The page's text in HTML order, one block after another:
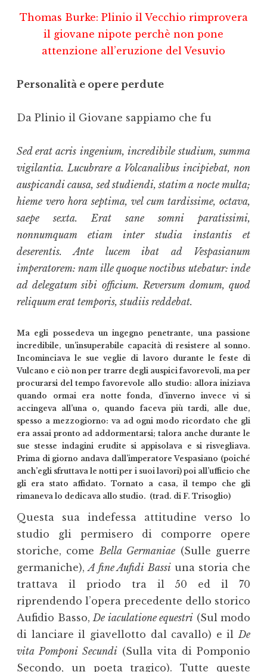
Thomas Burke: Plinio il Vecchio rimprovera
il giovane nipote perchè non pone
attenzione all’eruzione del Vesuvio
Personalità e opere perdute
Da Plinio il Giovane sappiamo che fu
Sed erat acris ingenium, incredibile studium, summa
vigilantia. Lucubrare a Volcanalibus incipiebat, non
auspicandi causa, sed studiendi, statim a nocte multa;
hieme vero hora septima, vel cum tardissime, octava,
saepe sexta. Erat sane somni paratissimi,
nonnumquam etiam inter studia instantis et
deserentis. Ante lucem ibat ad Vespasianum
imperatorem: nam ille quoque noctibus utebatur: inde
ad delegatum sibi officium. Reversum domum, quod
reliquum erat temporis, studiis reddebat.
Ma egli possedeva un ingegno penetrante, una passione
incredibile, un’insuperabile capacità di resistere al sonno.
Incominciava le sue veglie di lavoro durante le feste di
Vulcano e ciò non per trarre degli auspici favorevoli, ma per
procurarsi del tempo favorevole allo studio: allora iniziava
quando ormai era notte fonda, d’inverno invece vi si
accingeva all’una o, quando faceva più tardi, alle due,
spesso a mezzogiorno: va ad ogni modo ricordato che gli
era assai pronto ad addormentarsi; talora anche durante le
sue stesse indagini erudite si appisolava e si risvegliava.
Prima di giorno andava dall’imperatore Vespasiano (poiché
anch’egli sfruttava le notti per i suoi lavori) poi all’ufficio che
gli era stato affidato. Tornato a casa, il tempo che gli
rimaneva lo dedicava allo studio. (trad. di F. Trisoglio)
Questa sua indefessa attitudine verso lo
studio gli permisero di comporre opere
storiche, come Bella Germaniae (Sulle guerre
germaniche),A fine Aufidi Bassiuna storia che
trattava il priodo tra il 50 ed il 70
riprendendo l’opera precedente dello storico
Aufidio Basso, De iaculatione equestri (Sul modo
di lanciare il giavellotto dal cavallo) e il De
vita Pomponi Secundi (Sulla vita di Pomponio
Secondo, un poeta tragico). Tutte queste